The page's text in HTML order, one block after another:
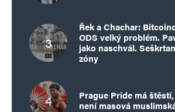
Řek a Chachar:
ODS velký problém.
jako naschvál.
zóny
Prague Pride má
není masová